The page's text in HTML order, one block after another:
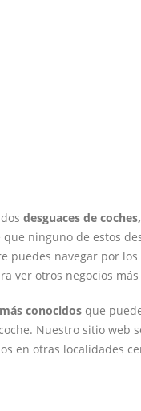
desguaces de
ninguno de estos
puedes navegar por
ver otros negocios más
conocidos que
Nuestro sitio web
en otras localidades